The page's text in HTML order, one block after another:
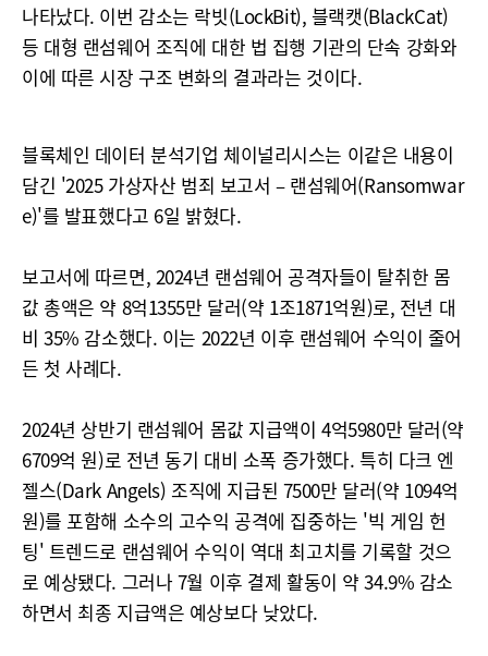
나타났다. 이번 감소는 락빗(LockBit), 블랙캣(BlackCat)
등 대형 랜섬웨어 조직에 대한 법 집행 기관의 단속 강화와
이에 따른 시장 구조 변화의 결과라는 것이다.
블록체인 데이터 분석기업 체이널리시스는 이같은 내용이
담긴 '2025 가상자산 범죄 보고서 – 랜섬웨어(Ransomwar
e)'를 발표했다고 6일 밝혔다.
보고서에 따르면, 2024년 랜섬웨어 공격자들이 탈취한 몸
값 총액은 약 8억1355만 달러(약 1조1871억원)로, 전년 대
비 35% 감소했다. 이는 2022년 이후 랜섬웨어 수익이 줄어
든 첫 사례다.
2024년 상반기 랜섬웨어 몸값 지급액이 4억5980만 달러(약
6709억 원)로 전년 동기 대비 소폭 증가했다. 특히 다크 엔
젤스(Dark Angels) 조직에 지급된 7500만 달러(약 1094억
원)를 포함해 소수의 고수익 공격에 집중하는 '빅 게임 헌
팅' 트렌드로 랜섬웨어 수익이 역대 최고치를 기록할 것으
로 예상됐다. 그러나 7월 이후 결제 활동이 약 34.9% 감소
하면서 최종 지급액은 예상보다 낮았다.